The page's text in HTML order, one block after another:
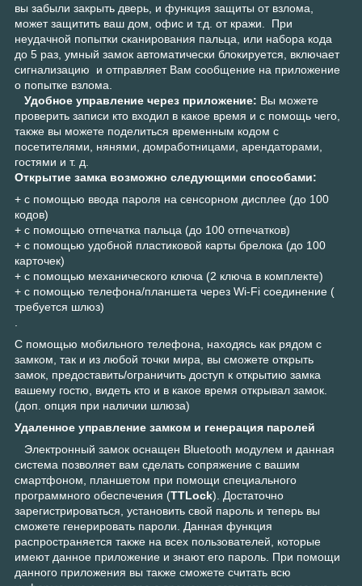
вы забыли закрыть дверь, и функция защиты от взлома,
может защитить ваш дом, офис и т.д. от кражи. При
неудачной попытки сканирования пальца, или набора кода
до 5 раз, умный замок автоматически блокируется, включает
сигнализацию и отправляет Вам сообщение на приложение
о попытке взлома.
Удобное управление через приложение: Вы можете
проверить записи кто входил в какое время и с помощь чего,
также вы можете поделиться временным кодом с
посетителями, нянями, домработницами, арендаторами,
гостями и т. д.
Открытие замка возможно следующими способами:
+ с помощью ввода пароля на сенсорном дисплее (до 100
кодов)
+ с помощью отпечатка пальца (до 100 отпечатков)
+ с помощью удобной пластиковой карты брелока (до 100
карточек)
+ с помощью механического ключа (2 ключа в комплекте)
+ с помощью телефона/планшета через Wi-Fi соединение (
требуется шлюз)
C помощью мобильного телефона, находясь как рядом с
замком, так и из любой точки мира, вы сможете открыть
замок, предоставить/ограничить доступ к открытию замка
вашему гостю, видеть кто и в какое время открывал замок.
(доп. опция при наличии шлюза)
Удаленное управление замком и генерация паролей
Электронный замок оснащен Bluetooth модулем и данная
система позволяет вам сделать сопряжение с вашим
смартфоном, планшетом при помощи специального
программного обеспечения (TTLock). Достаточно
зарегистрироваться, установить свой пароль и теперь вы
сможете генерировать пароли. Данная функция
распространяется также на всех пользователей, которые
имеют данное приложение и знают его пароль. При помощи
данного приложения вы также сможете считать всю